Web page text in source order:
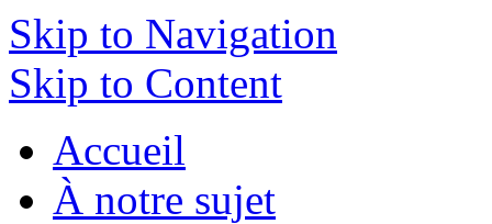
Skip to Navigation
Skip to Content
Accueil
À notre sujet